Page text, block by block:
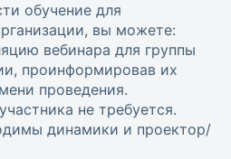
обучение для
вы можете:
вебинара для группы
проинформировав их
проведения.
не требуется.
динамики и проектор/